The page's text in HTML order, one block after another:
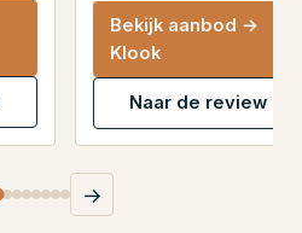
Bekijk aanbod →
Klook
Naar de review ⤓
→